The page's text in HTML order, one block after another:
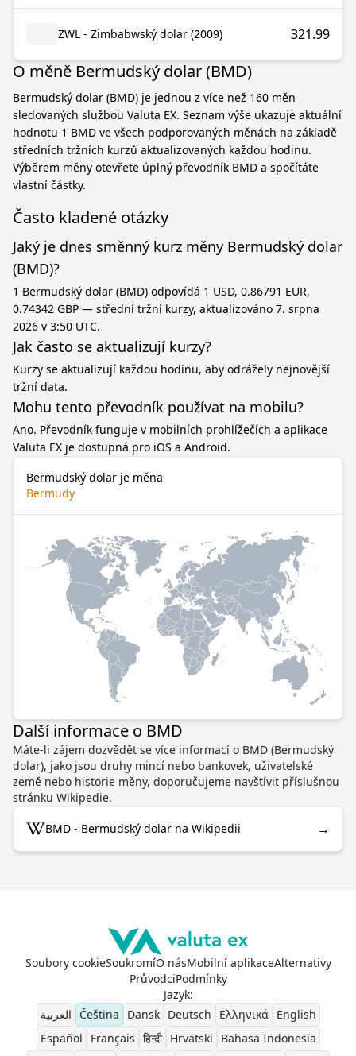
ZWL - Zimbabwský dolar (2009) 321.99
O měně Bermudský dolar (BMD)
Bermudský dolar (BMD) je jednou z více než 160 měn
sledovaných službou Valuta EX. Seznam výše ukazuje aktuální
hodnotu 1 BMD ve všech podporovaných měnách na základě
středních tržních kurzů aktualizovaných každou hodinu.
Výběrem měny otevřete úplný převodník BMD a spočítáte
vlastní částky.
Často kladené otázky
Jaký je dnes směnný kurz měny Bermudský dolar
(BMD)?
1 Bermudský dolar (BMD) odpovídá 1 USD, 0.86791 EUR,
0.74342 GBP — střední tržní kurzy, aktualizováno 7. srpna
2026 v 3:50 UTC.
Jak často se aktualizují kurzy?
Kurzy se aktualizují každou hodinu, aby odrážely nejnovější
tržní data.
Mohu tento převodník používat na mobilu?
Ano. Převodník funguje v mobilních prohlížečích a aplikace
Valuta EX je dostupná pro iOS a Android.
Bermudský dolar je měna
Bermudy
Další informace o BMD
Máte-li zájem dozvědět se více informací o BMD (Bermudský
dolar), jako jsou druhy mincí nebo bankovek, uživatelské
země nebo historie měny, doporučujeme navštívit příslušnou
stránku Wikipedie.
BMD - Bermudský dolar na Wikipedii →
Soubory cookieSoukromíO násMobilní aplikaceAlternativy
PrůvodciPodmínky
Jazyk:
العربية
Čeština Dansk Deutsch Ελληνικά
English
Español
Français हिन्दी Hrvatski
Bahasa Indonesia